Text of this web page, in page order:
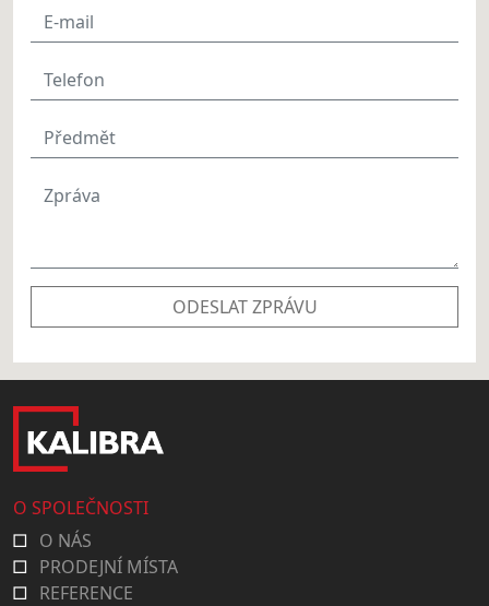
E-mail
Telefon
Předmět
Zpráva
ODESLAT ZPRÁVU
O SPOLEČNOSTI
O NÁS
PRODEJNÍ MÍSTA
REFERENCE